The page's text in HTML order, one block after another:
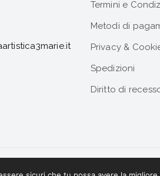
Termini e
Metodi di
Privacy &
Spedizioni
Diritto di